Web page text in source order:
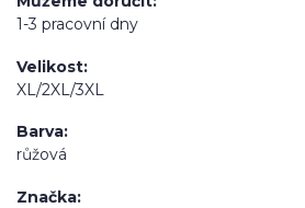
1-3 pracovní dny
Velikost
XL/2XL/3XL
Barva
růžová
Značka